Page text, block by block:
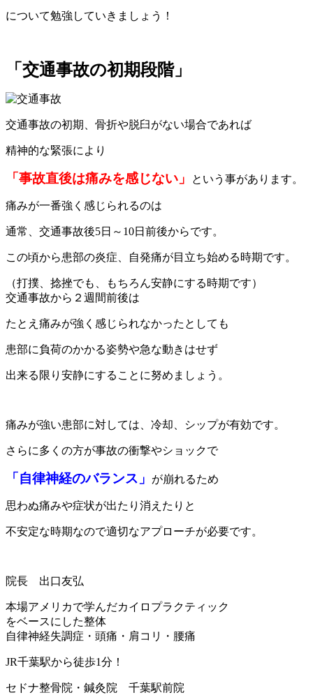
について勉強していきましょう！
「交通事故の初期段階」
交通事故の初期、骨折や脱臼がない場合であれば
精神的な緊張により
「事故直後は痛みを感じない」 という事があります。
痛みが一番強く感じられるのは
通常、交通事故後5日～10日前後からです。
この頃から患部の炎症、自発痛が目立ち始める時期です。
（打撲、捻挫でも、もちろん安静にする時期です）
交通事故から２週間前後は
たとえ痛みが強く感じられなかったとしても
患部に負荷のかかる姿勢や急な動きはせず
出来る限り安静にすることに努めましょう。
痛みが強い患部に対しては、冷却、シップが有効です。
さらに多くの方が事故の衝撃やショックで
「自律神経のバランス」 が崩れるため
思わぬ痛みや症状が出たり消えたりと
不安定な時期なので適切なアプローチが必要です。
院長 出口友弘
本場アメリカで学んだカイロプラクティック
をベースにした整体
自律神経失調症・頭痛・肩コリ・腰痛
JR千葉駅から徒歩1分！
セドナ整骨院・鍼灸院 千葉駅前院